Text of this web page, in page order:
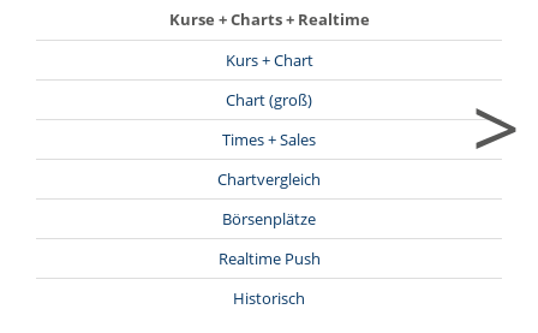
Kurse + Charts + Realtime
Kurs + Chart
Chart (groß)
Times + Sales
Chartvergleich
Börsenplätze
Realtime Push
Historisch
>